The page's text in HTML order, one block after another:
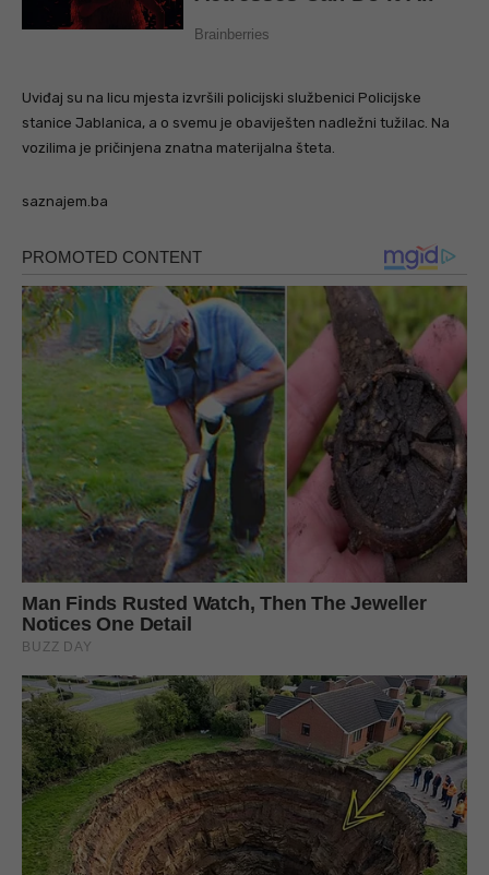
Uviđaj su na licu mjesta izvršili policijski službenici Policijske
stanice Jablanica, a o svemu je obaviješten nadležni tužilac. Na
vozilima je pričinjena znatna materijalna šteta.
saznajem.ba